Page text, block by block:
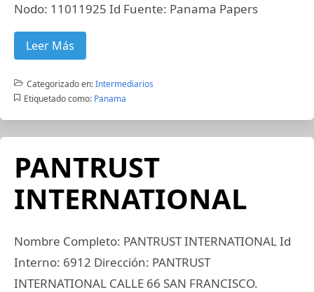
Nodo: 11011925 Id Fuente: Panama Papers
Leer Más
Categorizado en:Intermediarios
Etiquetado como: Panama
PANTRUST
INTERNATIONAL
Nombre Completo: PANTRUST INTERNATIONAL Id
Interno: 6912 Dirección: PANTRUST
INTERNATIONAL CALLE 66 SAN FRANCISCO.